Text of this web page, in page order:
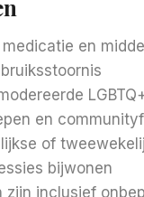
en
en
of
bijwonen
zijn inclusief